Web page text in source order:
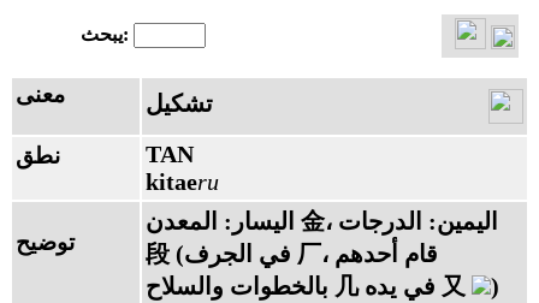
يبحث:
معنى تشكيل
نطق
TAN
kitaeru
توضيح
اليسار: المعدن 金، اليمين: الدرجات
段 (في الجرف 厂، قام أحدهم
بالخطوات والسلاح 几 في يده 又
)